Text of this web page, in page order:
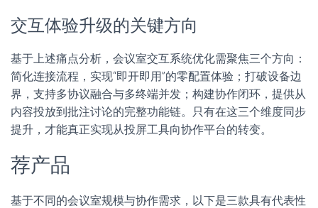
交互体验升级的关键方向
基于上述痛点分析，会议室交互系统优化需聚焦三个方向：
简化连接流程，实现“即开即用”的零配置体验；打破设备边
界，支持多协议融合与多终端并发；构建协作闭环，提供从
内容投放到批注讨论的完整功能链。只有在这三个维度同步
提升，才能真正实现从投屏工具向协作平台的转变。
荐产品
基于不同的会议室规模与协作需求，以下是三款具有代表性